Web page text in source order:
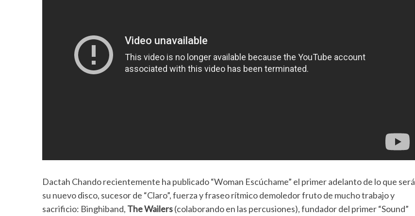
Dactah Chando recientemente ha publicado “Woman Escúchame” el primer adelanto de lo que será
su nuevo disco, sucesor de “Claro”, fuerza y fraseo rítmico demoledor fruto de mucho trabajo y
sacrificio: Binghiband, The Wailers(colaborando en las percusiones), fundador del primer “Sound”